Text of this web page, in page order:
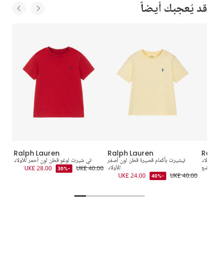
قد يُعجبك أيضاً
Ralph Lauren
تي شيرت لوغو قطن لون أحمر للأولاد
UK£ 40.00
-30%
UK£ 28.00
Ralph Lauren
تيشيرت بأكمام قصيرة قطن لون أصفر
للأولاد
UK£ 40.00
-40%
UK£ 24.00
الرضع